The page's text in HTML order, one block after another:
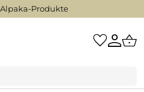
Produkte